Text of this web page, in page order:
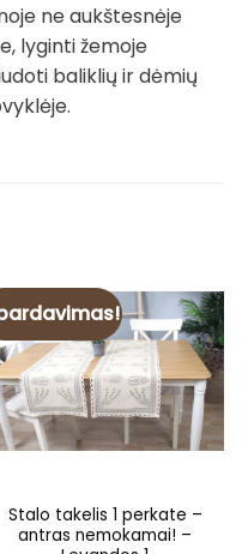
ne aukštesnėje
lyginti žemoje
baliklių ir dėmių
Stalo takelis 1 perkate –
antras nemokamai! –